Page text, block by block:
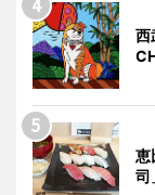
西
恵
司